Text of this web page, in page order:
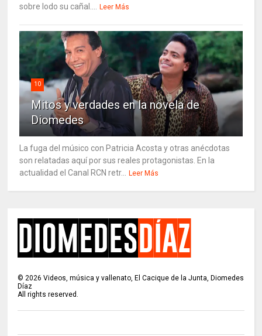
sobre lodo su cañal.... Leer Más
10
Mitos y verdades en la novela de
Diomedes
La fuga del músico con Patricia Acosta y otras anécdotas
son relatadas aquí por sus reales protagonistas. En la
actualidad el Canal RCN retr... Leer Más
©2026 Videos, música y vallenato, El Cacique de la Junta, Diomedes
Díaz
All rights reserved.